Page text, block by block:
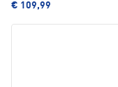
€ 109,99